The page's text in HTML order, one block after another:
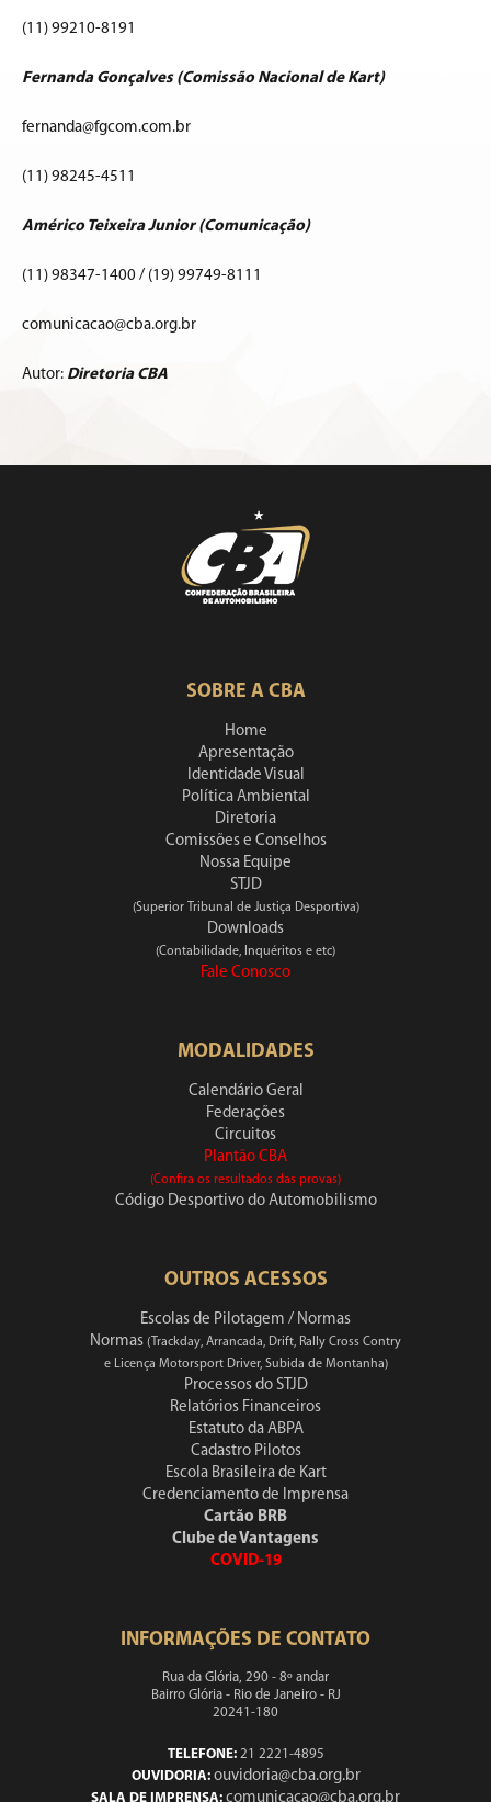
(11) 99210-8191
Fernanda Gonçalves (Comissão Nacional de Kart)
fernanda@fgcom.com.br
(11) 98245-4511
Américo Teixeira Junior (Comunicação)
(11) 98347-1400 / (19) 99749-8111
comunicacao@cba.org.br
Autor: Diretoria CBA
SOBRE A CBA
Home
Apresentação
Identidade Visual
Política Ambiental
Diretoria
Comissões e Conselhos
Nossa Equipe
STJD
(Superior Tribunal de Justiça Desportiva)
Downloads
(Contabilidade, Inquéritos e etc)
Fale Conosco
MODALIDADES
Calendário Geral
Federações
Circuitos
Plantão CBA
(Confira os resultados das provas)
Código Desportivo do Automobilismo
OUTROS ACESSOS
Escolas de Pilotagem / Normas
Normas (Trackday, Arrancada, Drift, Rally Cross Contry
e Licença Motorsport Driver, Subida de Montanha)
Processos do STJD
Relatórios Financeiros
Estatuto da ABPA
Cadastro Pilotos
Escola Brasileira de Kart
Credenciamento de Imprensa
Cartão BRB
Clube de Vantagens
COVID-19
INFORMAÇÕES DE CONTATO
Rua da Glória, 290 - 8º andar
Bairro Glória - Rio de Janeiro - RJ
20241-180
TELEFONE:21 2221-4895
OUVIDORIA: ouvidoria@cba.org.br
SALA DE IMPRENSA: comunicacao@cba.org.br